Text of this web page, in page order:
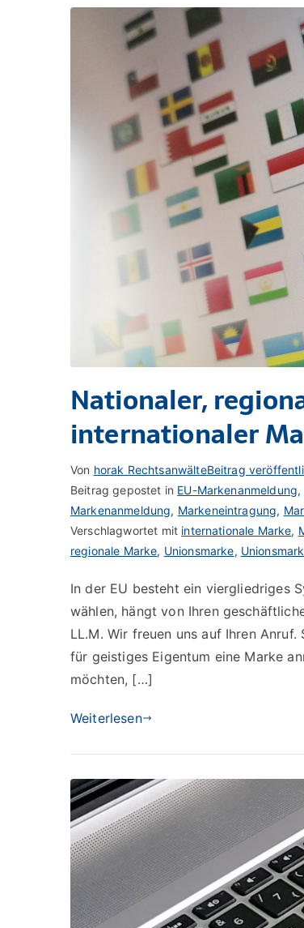
Nationaler,
internationaler
Von horak RechtsanwälteBeitrag
Beitrag gepostet in EU-Markenanmeldung,
Markenanmeldung, Markeneintragung,
Verschlagwortet mit internationale Marke,
regionale Marke, Unionsmarke,
In der EU besteht ein viergliedriges
wählen, hängt von Ihren
LL.M. Wir freuen uns auf Ihren
für geistiges Eigentum eine Marke
möchten, […]
Weiterlesen